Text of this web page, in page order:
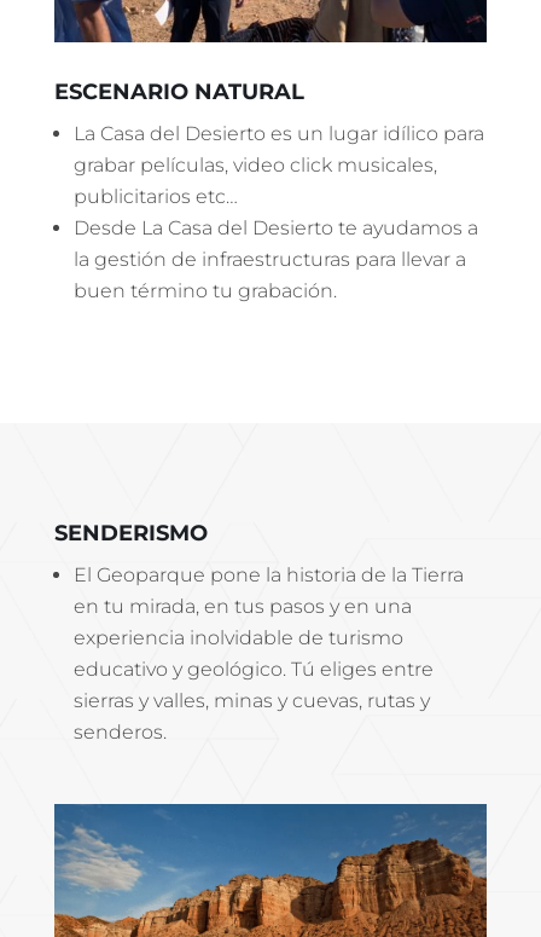
ESCENARIO NATURAL
La Casa del Desierto es un lugar idílico para
grabar películas, video click musicales,
publicitarios etc…
Desde La Casa del Desierto te ayudamos a
la gestión de infraestructuras para llevar a
buen término tu grabación.
SENDERISMO
El Geoparque pone la historia de la Tierra
en tu mirada, en tus pasos y en una
experiencia inolvidable de turismo
educativo y geológico. Tú eliges entre
sierras y valles, minas y cuevas, rutas y
senderos.